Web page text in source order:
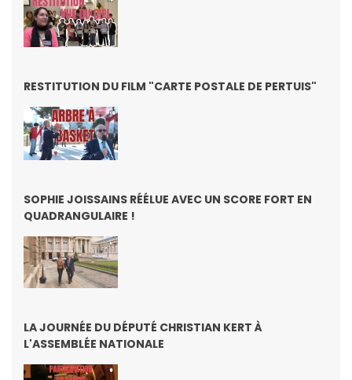
RESTITUTION DU FILM "CARTE POSTALE DE PERTUIS"
SOPHIE JOISSAINS RÉÉLUE AVEC UN SCORE FORT EN
QUADRANGULAIRE !
LA JOURNÉE DU DÉPUTÉ CHRISTIAN KERT À
L'ASSEMBLÉE NATIONALE